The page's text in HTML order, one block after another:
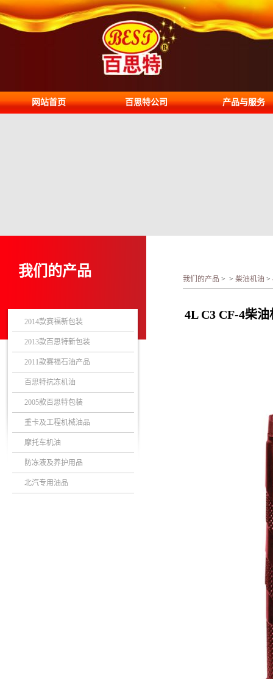
网站首页 百思特公司 产品与服务
我们的产品
2014款赛福新包装
2013款百思特新包装
2011款赛福石油产品
百思特抗冻机油
2005款百思特包装
重卡及工程机械油品
摩托车机油
防冻液及养护用品
北汽专用油品
我们的产品 > > 柴油机油 >
4L C3 CF-4柴油